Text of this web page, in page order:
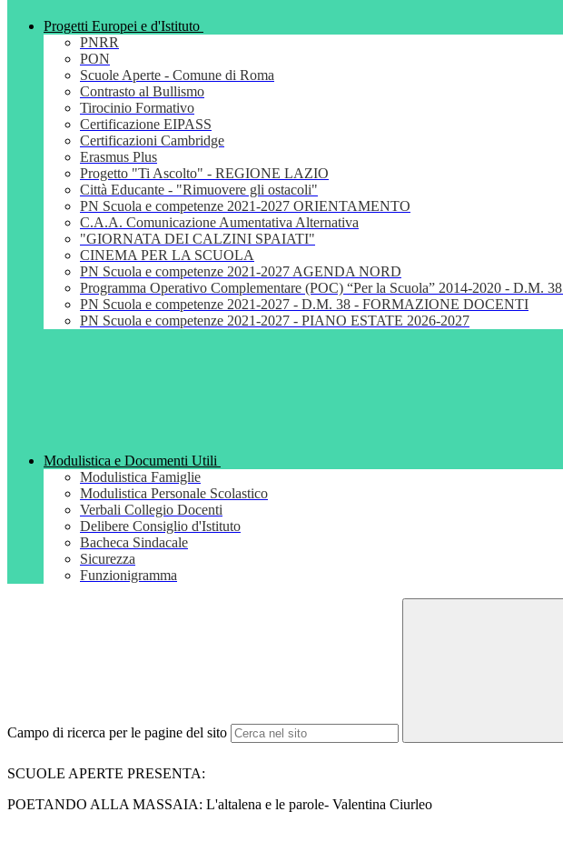
Progetti Europei e d'Istituto
PNRR
PON
Scuole Aperte - Comune di Roma
Contrasto al Bullismo
Tirocinio Formativo
Certificazione EIPASS
Certificazioni Cambridge
Erasmus Plus
Progetto "Ti Ascolto" - REGIONE LAZIO
Città Educante - "Rimuovere gli ostacoli"
PN Scuola e competenze 2021-2027 ORIENTAMENTO
C.A.A. Comunicazione Aumentativa Alternativa
"GIORNATA DEI CALZINI SPAIATI"
CINEMA PER LA SCUOLA
PN Scuola e competenze 2021-2027 AGENDA NORD
Programma Operativo Complementare (POC) “Per la Scuola” 2014-2020 -
PN Scuola e competenze 2021-2027 - D.M. 38 - FORMAZIONE DOCENTI
PN Scuola e competenze 2021-2027 - PIANO ESTATE 2026-2027
Modulistica e Documenti Utili
Modulistica Famiglie
Modulistica Personale Scolastico
Verbali Collegio Docenti
Delibere Consiglio d'Istituto
Bacheca Sindacale
Sicurezza
Funzionigramma
Campo di ricerca per le pagine del sito
SCUOLE APERTE PRESENTA:
POETANDO ALLA MASSAIA: L'altalena e le parole- Valentina Ciurleo